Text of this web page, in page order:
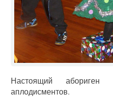
Настоящий
аплодисментов.